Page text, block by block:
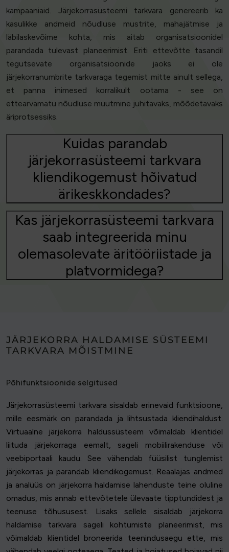
kampaaniaid. Järjekorrasüsteemi tarkvara genereerib ka
kasulikke andmeid nõudluse mustrite, mahajätmise ja
läbilaskevõime kohta, mis aitab organisatsioonidel
parandada tulevast planeerimist. Eriti ettevõtte tasandil
tegutsevate organisatsioonide jaoks ei ole
järjekorranumbrite tarkvaraga tegemist mitte ainult sellega,
et panna inimesed korralikult ootama - see on
ettearvamatu nõudluse muutmine juhitavaks, mõõdetavaks
äriprotsessiks.
Kuidas parandab
järjekorrasüsteemi tarkvara
kliendikogemust hõivatud
ärikeskkondades?
Kas järjekorrasüsteemi tarkvara
saab integreerida minu
olemasolevate äritööriistade ja
platvormidega?
JÄRJEKORRA HALDAMISE SÜSTEEMI
TARKVARA MÕISTMINE
Põhifunktsioonide selgitused
Järjekorrasüsteemi tarkvara sisaldab erinevaid funktsioone,
mille eesmärk on parandada ja lihtsustada kliendihaldust.
Virtuaalne järjekorra haldussüsteem võimaldab klientidel
liituda järjekorraga eemalt, sageli mobiilirakenduse või
veebiportaali kaudu. See vähendab füüsilist tunglemist
järjekorras ja parandab kliendikogemust. Reaalajas andmed
ja analüüs on järjekorra haldamise lahenduste teine oluline
omadus, mis annab ettevõtetele ülevaate tipptundidest ja
teenuse tõhususest. Lisaks sellele sisaldab järjekorra
haldamise tarkvara sageli kohtumiste planeerimist, mis
võimaldab klientidel broneerida teenindusaegu ette, mis